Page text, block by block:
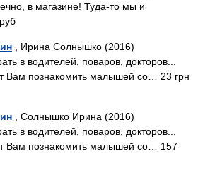
в магазине! Туда-то мы и
, Ирина Солнышко (2016)
в водителей, поваров, докторов...
Вам познакомить малышей со… 23 грн
, Солнышко Ирина (2016)
в водителей, поваров, докторов...
Вам познакомить малышей со… 157